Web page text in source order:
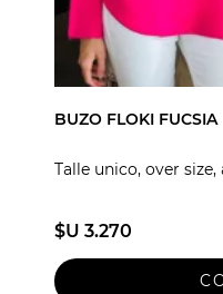
BUZO FLOKI FUCSIA
Talle unico, over size,
$U 3.270